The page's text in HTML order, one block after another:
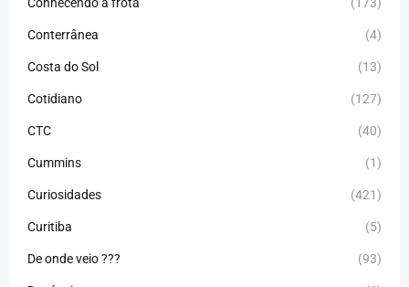
Conhecendo a frota (173)
Conterrânea (4)
Costa do Sol (13)
Cotidiano (127)
CTC (40)
Cummins (1)
Curiosidades (421)
Curitiba (5)
De onde veio ??? (93)